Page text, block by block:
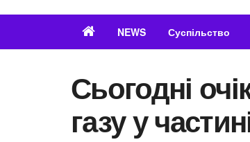
NEWS Суспільство
Сьогодні
газу у